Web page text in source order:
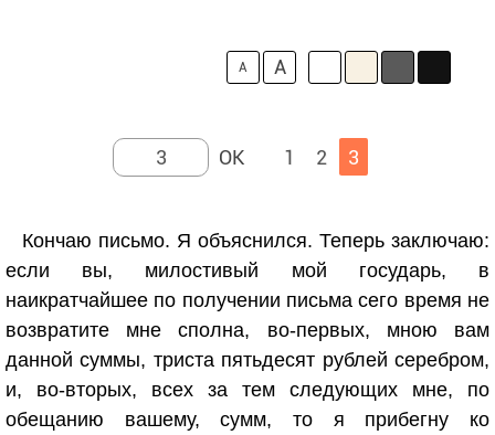
A A
1 2 3
Кончаю письмо. Я объяснился. Теперь заключаю:
если вы, милостивый мой государь, в
наикратчайшее по получении письма сего время не
возвратите мне сполна, во-первых, мною вам
данной суммы, триста пятьдесят рублей серебром,
и, во-вторых, всех за тем следующих мне, по
обещанию вашему, сумм, то я прибегну ко